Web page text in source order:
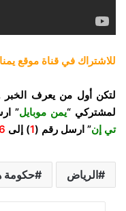
للاشتراك في قناة موقع
لتكن أول من يعرف
لمشتركي “يمن موبايل”
تي إن” ارسل رقم (1) إلى
الرياض حكومة